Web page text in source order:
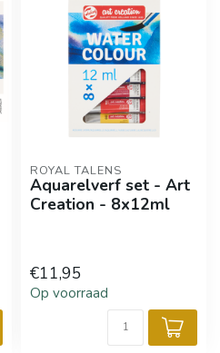
ROYAL TALENS
Aquarelverf set - Art
Creation - 8x12ml
€11,95
Op voorraad